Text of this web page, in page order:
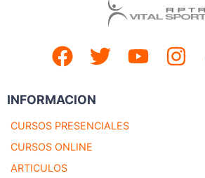
INFORMACION
CURSOS PRESENCIALES
CURSOS ONLINE
ARTICULOS